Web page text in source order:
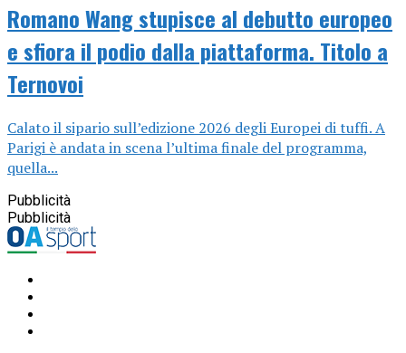
Romano Wang stupisce al debutto europeo
e sfiora il podio dalla piattaforma. Titolo a
Ternovoi
Calato il sipario sull’edizione 2026 degli Europei di tuffi. A
Parigi è andata in scena l’ultima finale del programma,
quella...
Pubblicità
Pubblicità